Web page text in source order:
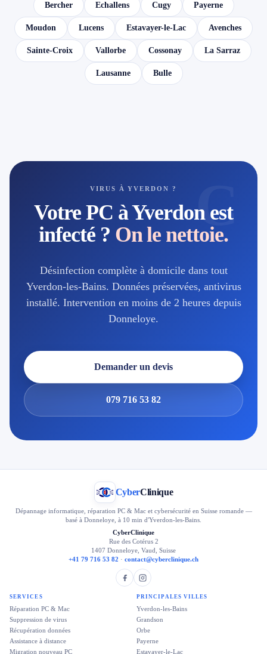
Bercher Echallens Cugy Payerne
Moudon Lucens Estavayer-le-Lac Avenches
Sainte-Croix Vallorbe Cossonay La Sarraz
Lausanne Bulle
C
VIRUS À YVERDON ?
Votre PC à Yverdon est
infecté ? On le nettoie.
Désinfection complète à domicile dans tout
Yverdon-les-Bains. Données préservées, antivirus
installé. Intervention en moins de 2 heures depuis
Donneloye.
Demander un devis
079 716 53 82
CyberClinique
Dépannage informatique, réparation PC & Mac et cybersécurité en Suisse romande —
basé à Donneloye, à 10 min d'Yverdon-les-Bains.
CyberClinique
Rue des Cotérus 2
1407 Donneloye, Vaud, Suisse
+41 79 716 53 82 · contact@cyberclinique.ch
SERVICES
Réparation PC & Mac
Suppression de virus
Récupération données
Assistance à distance
Migration nouveau PC
PRINCIPALES VILLES
Yverdon-les-Bains
Grandson
Orbe
Payerne
Estavayer-le-Lac